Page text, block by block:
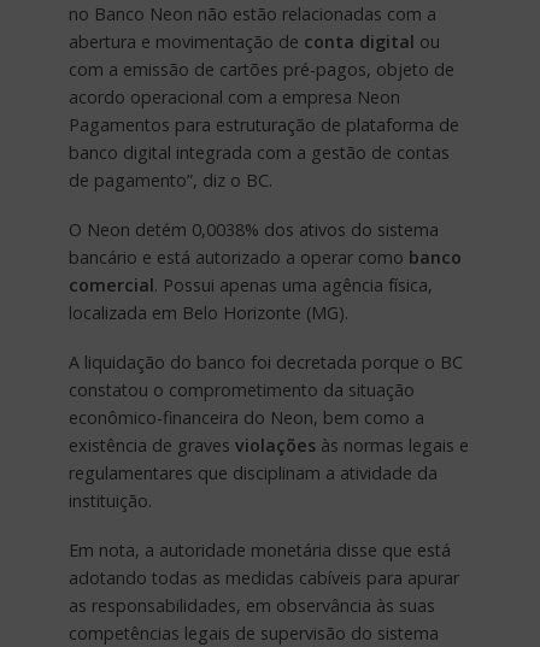
no Banco Neon não estão relacionadas com a
abertura e movimentação de conta digital ou
com a emissão de cartões pré-pagos, objeto de
acordo operacional com a empresa Neon
Pagamentos para estruturação de plataforma de
banco digital integrada com a gestão de contas
de pagamento”, diz o BC.
O Neon detém 0,0038% dos ativos do sistema
bancário e está autorizado a operar como banco
comercial. Possui apenas uma agência física,
localizada em Belo Horizonte (MG).
A liquidação do banco foi decretada porque o BC
constatou o comprometimento da situação
econômico-financeira do Neon, bem como a
existência de graves violaçõesàs normas legais e
regulamentares que disciplinam a atividade da
instituição.
Em nota, a autoridade monetária disse que está
adotando todas as medidas cabíveis para apurar
as responsabilidades, em observância às suas
competências legais de supervisão do sistema